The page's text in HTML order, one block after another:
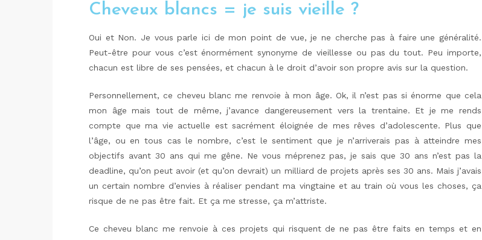
Cheveux blancs = je suis vieille ?
Oui et Non. Je vous parle ici de mon point de vue, je ne cherche pas à faire une généralité.
Peut-être pour vous c’est énormément synonyme de vieillesse ou pas du tout. Peu importe,
chacun est libre de ses pensées, et chacun à le droit d’avoir son propre avis sur la question.
Personnellement, ce cheveu blanc me renvoie à mon âge. Ok, il n’est pas si énorme que cela
mon âge mais tout de même, j’avance dangereusement vers la trentaine. Et je me rends
compte que ma vie actuelle est sacrément éloignée de mes rêves d’adolescente. Plus que
l’âge, ou en tous cas le nombre, c’est le sentiment que je n’arriverais pas à atteindre mes
objectifs avant 30 ans qui me gêne. Ne vous méprenez pas, je sais que 30 ans n’est pas la
deadline, qu’on peut avoir (et qu’on devrait) un milliard de projets après ses 30 ans. Mais j’avais
un certain nombre d’envies à réaliser pendant ma vingtaine et au train où vous les choses, ça
risque de ne pas être fait. Et ça me stresse, ça m’attriste.
Ce cheveu blanc me renvoie à ces projets qui risquent de ne pas être faits en temps et en